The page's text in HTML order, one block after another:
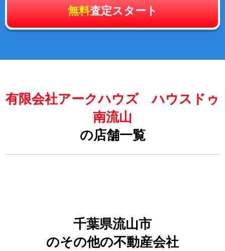
無料査定スタート
有限会社アークハウズ ハウスドゥ
南流山
の店舗一覧
千葉県流山市
のその他の不動産会社